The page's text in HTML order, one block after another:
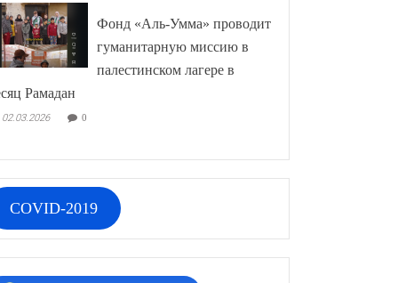
Фонд «Аль-Умма» проводит
гуманитарную миссию в
палестинском лагере в
Рамадан
02.03.2026 0
COVID-2019